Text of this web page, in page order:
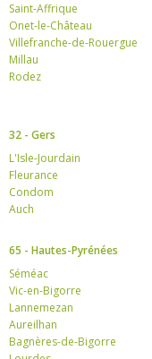
Saint-Affrique
Onet-le-Château
Villefranche-de-Rouergue
Millau
Rodez
32 - Gers
L'Isle-Jourdain
Fleurance
Condom
Auch
65 - Hautes-Pyrénées
Séméac
Vic-en-Bigorre
Lannemezan
Aureilhan
Bagnères-de-Bigorre